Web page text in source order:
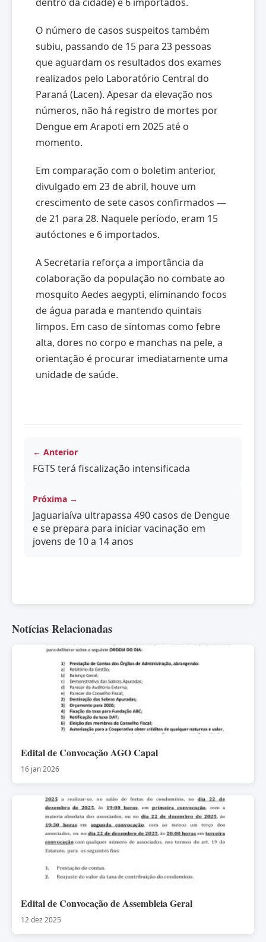
O número de casos suspeitos também
subiu, passando de 15 para 23 pessoas
que aguardam os resultados dos exames
realizados pelo Laboratório Central do
Paraná (Lacen). Apesar da elevação nos
números, não há registro de mortes por
Dengue em Arapoti em 2025 até o
momento.
Em comparação com o boletim anterior,
divulgado em 23 de abril, houve um
crescimento de sete casos confirmados —
de 21 para 28. Naquele período, eram 15
autóctones e 6 importados.
A Secretaria reforça a importância da
colaboração da população no combate ao
mosquito Aedes aegypti, eliminando focos
de água parada e mantendo quintais
limpos. Em caso de sintomas como febre
alta, dores no corpo e manchas na pele, a
orientação é procurar imediatamente uma
unidade de saúde.
← Anterior
FGTS terá fiscalização intensificada
Próxima →
Jaguariaíva ultrapassa 490 casos de Dengue
e se prepara para iniciar vacinação em
jovens de 10 a 14 anos
Notícias Relacionadas
Edital de Convocação AGO Capal
16 jan 2026
Edital de Convocação de Assembleia Geral
12 dez 2025